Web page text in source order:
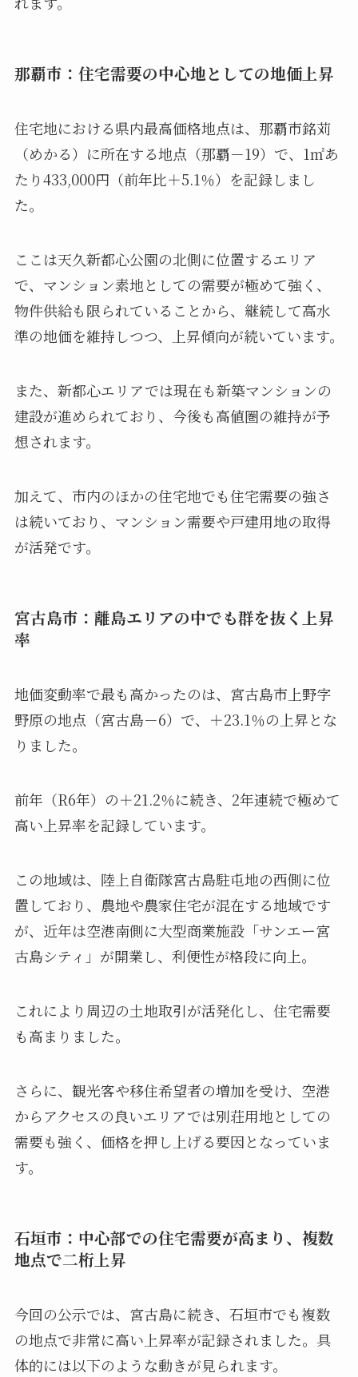
那覇市：住宅需要の中心地としての地価上昇
住宅地における県内最高価格地点は、那覇市銘苅
（めかる）に所在する地点（那覇－19）で、1㎡あ
たり433,000円（前年比＋5.1％）を記録しまし
た。
ここは天久新都心公園の北側に位置するエリア
で、マンション素地としての需要が極めて強く、
物件供給も限られていることから、継続して高水
準の地価を維持しつつ、上昇傾向が続いています。
また、新都心エリアでは現在も新築マンションの
建設が進められており、今後も高値圏の維持が予
想されます。
加えて、市内のほかの住宅地でも住宅需要の強さ
は続いており、マンション需要や戸建用地の取得
が活発です。
宮古島市：離島エリアの中でも群を抜く上昇
率
地価変動率で最も高かったのは、宮古島市上野字
野原の地点（宮古島－6）で、＋23.1％の上昇とな
りました。
前年（R6年）の＋21.2％に続き、2年連続で極めて
高い上昇率を記録しています。
この地域は、陸上自衛隊宮古島駐屯地の西側に位
置しており、農地や農家住宅が混在する地域です
が、近年は空港南側に大型商業施設「サンエー宮
古島シティ」が開業し、利便性が格段に向上。
これにより周辺の土地取引が活発化し、住宅需要
も高まりました。
さらに、観光客や移住希望者の増加を受け、空港
からアクセスの良いエリアでは別荘用地としての
需要も強く、価格を押し上げる要因となっていま
す。
石垣市：中心部での住宅需要が高まり、複数
地点で二桁上昇
今回の公示では、宮古島に続き、石垣市でも複数
の地点で非常に高い上昇率が記録されました。具
体的には以下のような動きが見られます。